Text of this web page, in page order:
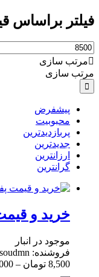
فیلتر براساس
حداقل
قیمت
مرتب سازی
مرتب سازی
پیشفرض
محبوبیت
پربازدیدترین
جدیدترین
ارزانترین
گرانترین
خرید و
موجود در انبار
فروشنده: masoudmn
8,500 تومان –